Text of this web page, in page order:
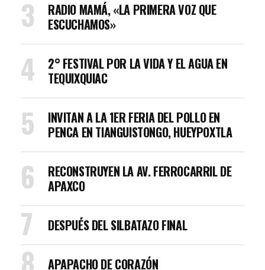
RADIO MAMÁ, «LA PRIMERA VOZ QUE
ESCUCHAMOS»
2° FESTIVAL POR LA VIDA Y EL AGUA EN
TEQUIXQUIAC
INVITAN A LA 1ER FERIA DEL POLLO EN
PENCA EN TIANGUISTONGO, HUEYPOXTLA
RECONSTRUYEN LA AV. FERROCARRIL DE
APAXCO
DESPUÉS DEL SILBATAZO FINAL
APAPACHO DE CORAZÓN